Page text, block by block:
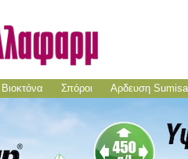
Βιοκτόνα Σπόροι Aρδευση